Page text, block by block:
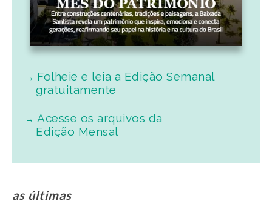
Folheie e leia a Edição Semanal
gratuitamente
Acesse os arquivos da
Edição Mensal
as últimas